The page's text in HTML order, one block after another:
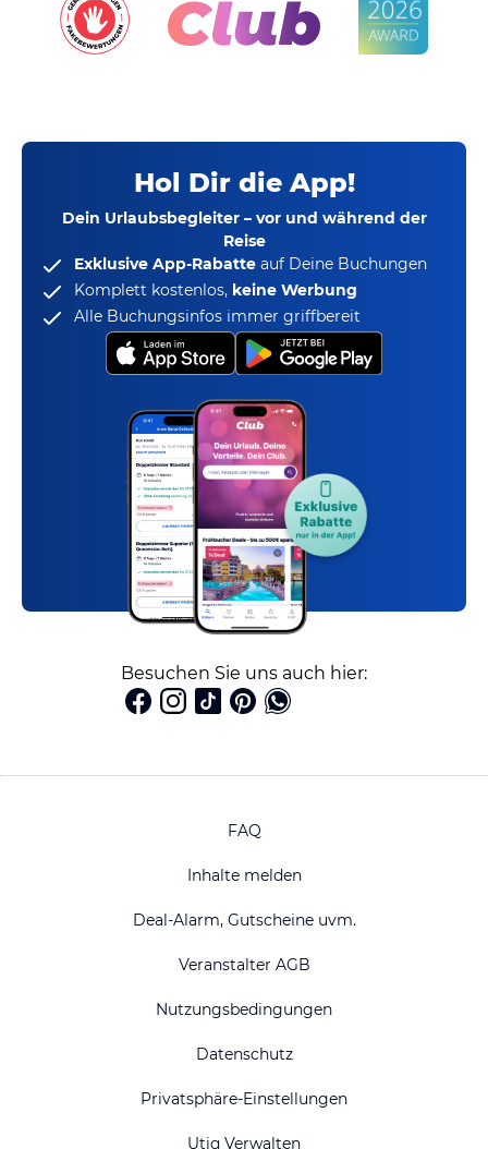
Hol Dir die App!
Dein Urlaubsbegleiter – vor und während der
Reise
Exklusive App-Rabatte auf Deine Buchungen
Komplett kostenlos, keine Werbung
Alle Buchungsinfos immer griffbereit
Besuchen Sie uns auch hier:
FAQ
Inhalte melden
Deal-Alarm, Gutscheine uvm.
Veranstalter AGB
Nutzungsbedingungen
Datenschutz
Privatsphäre-Einstellungen
Utiq Verwalten